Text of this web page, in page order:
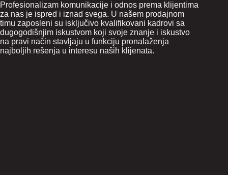
Profesionalizam komunikacije i odnos prema klijentima
za nas je ispred i iznad svega. U našem prodajnom
timu zaposleni su isključivo kvalifikovani kadrovi sa
dugogodišnjim iskustvom koji svoje znanje i iskustvo
na pravi način stavljaju u funkciju pronalaženja
najboljih rešenja u interesu naših klijenata.